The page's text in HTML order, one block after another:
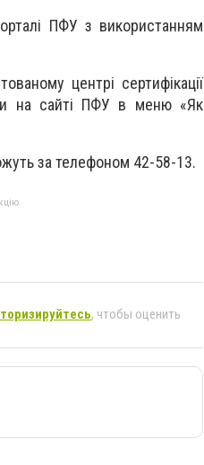
ПФУ з використанням
центрі сертифікації
на сайті ПФУ в меню «Як
за телефоном 42-58-13.
, чтобы оценить